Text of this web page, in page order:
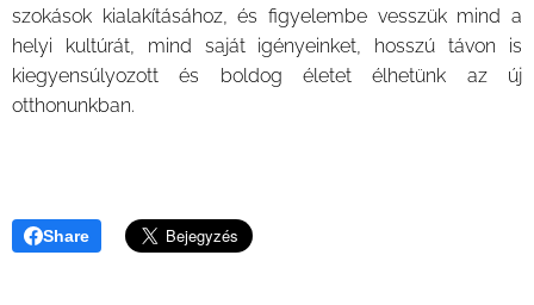
szokások kialakításához, és figyelembe vesszük mind a
helyi kultúrát, mind saját igényeinket, hosszú távon is
kiegyensúlyozott és boldog életet élhetünk az új
otthonunkban.
Share